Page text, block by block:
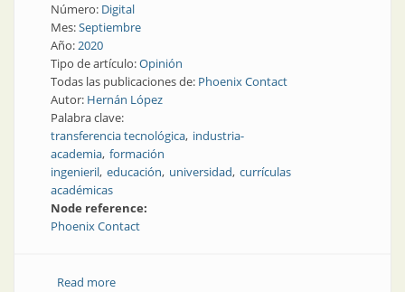
Número: Digital
Mes:Septiembre
Año:2020
Tipo de artículo:Opinión
Todas las publicaciones de: Phoenix Contact
Autor: Hernán López
Palabra clave:
transferencia tecnológica industria-
academia formación
ingenieril educación universidad currículas
académicas
Node reference:
Phoenix Contact
Read moreabout Integración universidad-industria: ¿cuáles son